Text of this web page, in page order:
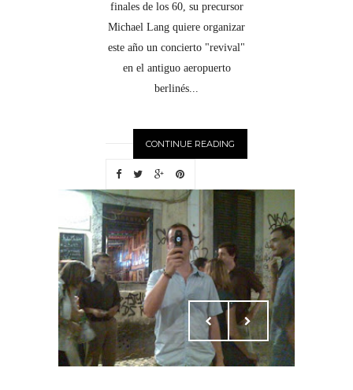
finales de los 60, su precursor
Michael Lang quiere organizar
este año un concierto "revival"
en el antiguo aeropuerto
berlinés...
CONTINUE READING